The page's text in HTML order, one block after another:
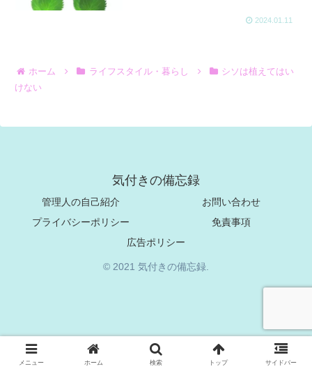
2024.01.11
ホーム ライフスタイル・暮らし
シソは植えてはい
けない
気付きの備忘録
管理人の自己紹介
お問い合わせ
プライバシーポリシー
免責事項
広告ポリシー
© 2021 気付きの備忘録.
メニュー ホーム 検索 トップ サイドバー